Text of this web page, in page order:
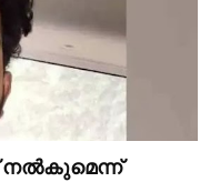
നല്‍കുമെന്ന്